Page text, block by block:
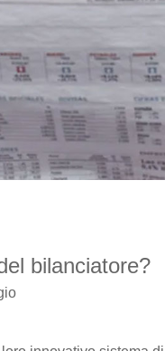
bilanciatore?